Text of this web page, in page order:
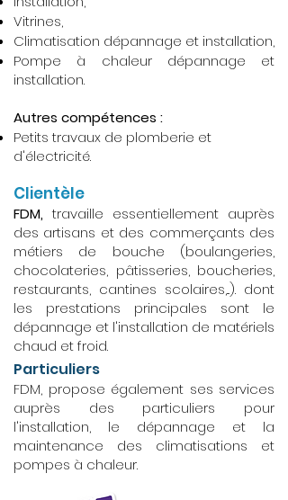
Vitrines,
Climatisation dépannage et installation,
Pompe à chaleur dépannage et
installation.
Autres compétences :
Petits travaux de plomberie et
d'électricité.
Clientèle
FDM, travaille essentiellement auprès
des artisans et des commerçants des
métiers de bouche (boulangeries,
chocolateries, pâtisseries, boucheries,
restaurants, cantines scolaires,...). dont
les prestations principales sont le
dépannage et l'installation de matériels
chaud et froid.
Particuliers
FDM, propose également ses services
auprès des particuliers pour
l'installation, le dépannage et la
maintenance des climatisations et
pompes à chaleur.